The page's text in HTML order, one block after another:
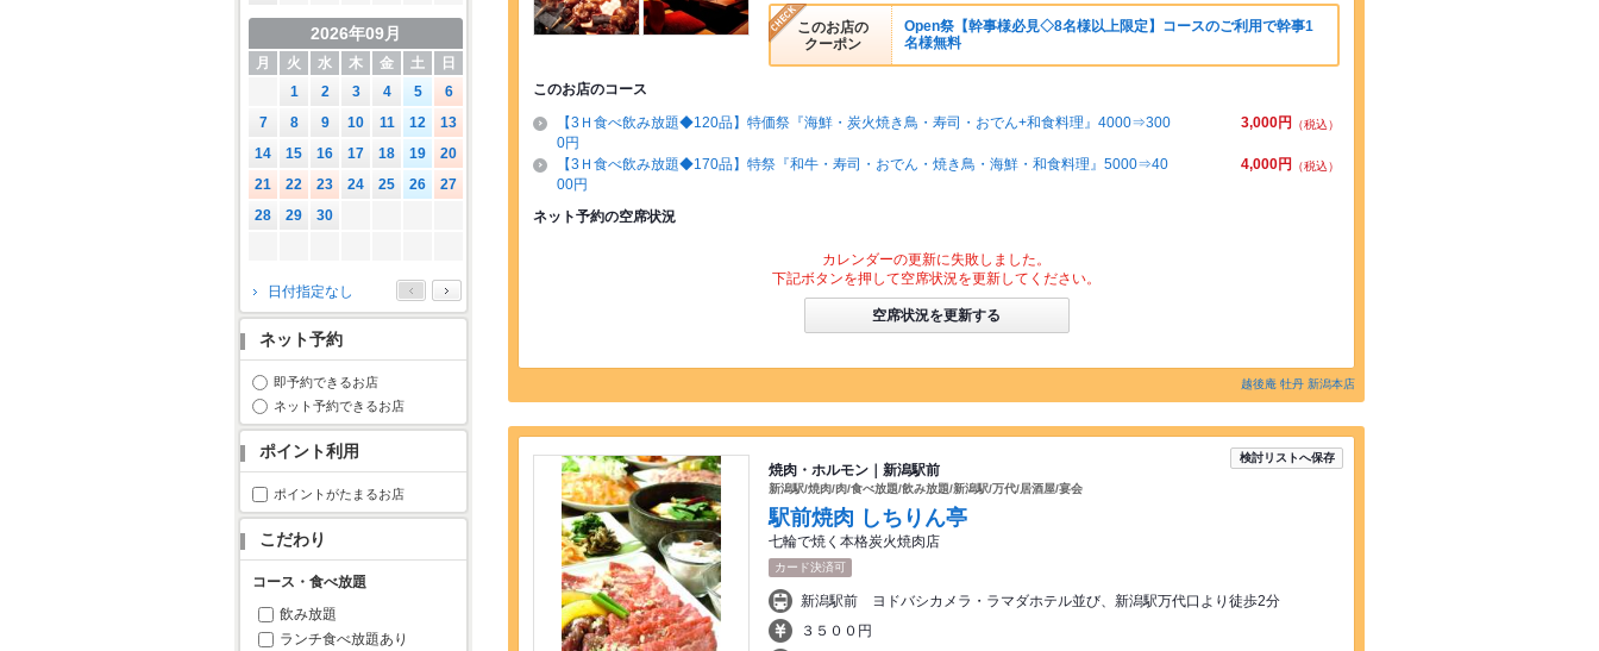
2026年09月
月 火 水 木 金 土
日
1
2 3 4 5
6
7
8 9 10 11 12
13
14
15 16 17 18 19
20
21
22 23 24 25 26
27
28
29 30
2026年10月
月 火 水 木 金 土
日
5
6 7 8
12
13 14 15 16
19
20 21 22
26
27 28 29 30 31
日付指定なし
ネット予約
即予約できるお店
ネット予約できるお店
ポイント利用
ポイントがたまるお店
こだわり
コース・食べ放題
飲み放題
ランチ食べ放題あり
このお店の
クーポン
Open祭【幹事様必見◇8名様以上限定】コースのご利用で幹事1
名様無料
このお店のコース
3,000円
（税込）
【3Ｈ食べ飲み放題◆120品】特価祭『海鮮・炭火焼き鳥・寿司・おでん+和食料理』4000⇒300
0円
4,000円
（税込）
【3Ｈ食べ飲み放題◆170品】特祭『和牛・寿司・おでん・焼き鳥・海鮮・和食料理』5000⇒40
00円
ネット予約の空席状況
カレンダーの更新に失敗しました。
下記ボタンを押して空席状況を更新してください。
空席状況を更新する
越後庵 牡丹 新潟本店
検討リストへ保存
焼肉・ホルモン｜新潟駅前
新潟駅/焼肉/肉/食べ放題/飲み放題/新潟駅/万代/居酒屋/宴会
駅前焼肉 しちりん亭
七輪で焼く本格炭火焼肉店
カード決済可
新潟駅前 ヨドバシカメラ・ラマダホテル並び、新潟駅万代口より徒歩2分
３５００円